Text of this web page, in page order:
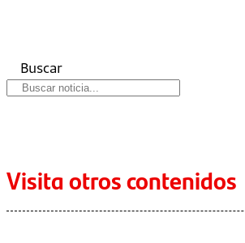
Buscar
Visita otros contenidos